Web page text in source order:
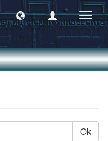
Ok